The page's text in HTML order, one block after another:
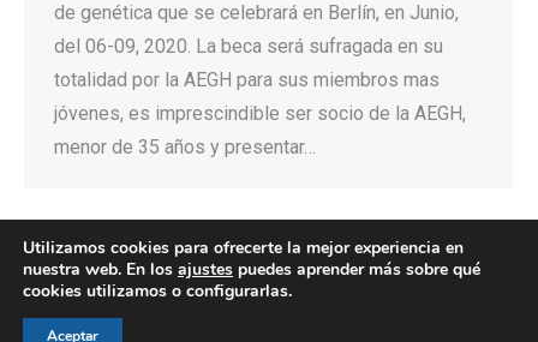
de genética que se celebrará en Berlín, en Junio,
del 06-09, 2020. La beca será sufragada en su
totalidad por la AEGH para sus miembros mas
jóvenes, es imprescindible ser socio de la AEGH,
menor de 35 años y presentar…
Utilizamos cookies para ofrecerte la mejor experiencia en
nuestra web. En los ajustes puedes aprender más sobre qué
cookies utilizamos o configurarlas.
Aceptar